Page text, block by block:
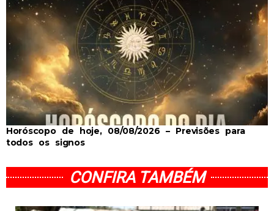
Horóscopo de hoje, 08/08/2026 – Previsões para
todos os signos
CONFIRA TAMBÉM